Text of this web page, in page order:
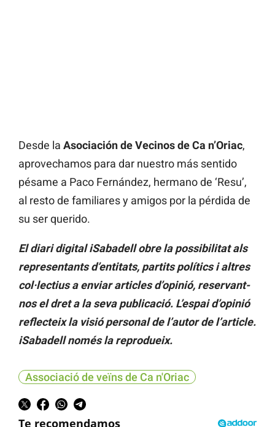
Desde la Asociación de Vecinos de Ca n’Oriac,
aprovechamos para dar nuestro más sentido
pésame a Paco Fernández, hermano de ‘Resu’,
al resto de familiares y amigos por la pérdida de
su ser querido.
El diari digital iSabadell obre la possibilitat als
representants d’entitats, partits polítics i altres
col·lectius a enviar articles d’opinió, reservant-
nos el dret a la seva publicació. L’espai d’opinió
reflecteix la visió personal de l’autor de l’article.
iSabadell només la reprodueix.
Associació de veïns de Ca n'Oriac